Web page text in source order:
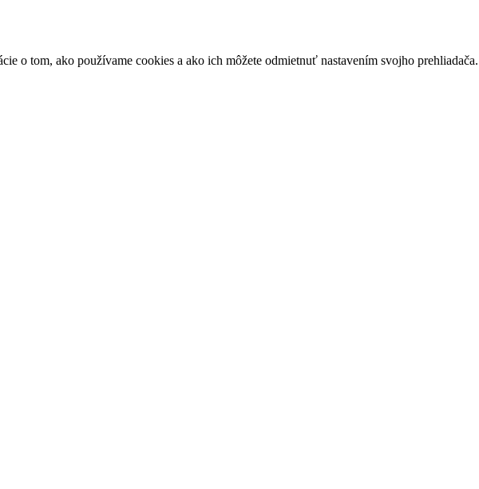
o tom, ako používame cookies a ako ich môžete odmietnuť nastavením svojho prehliadača.